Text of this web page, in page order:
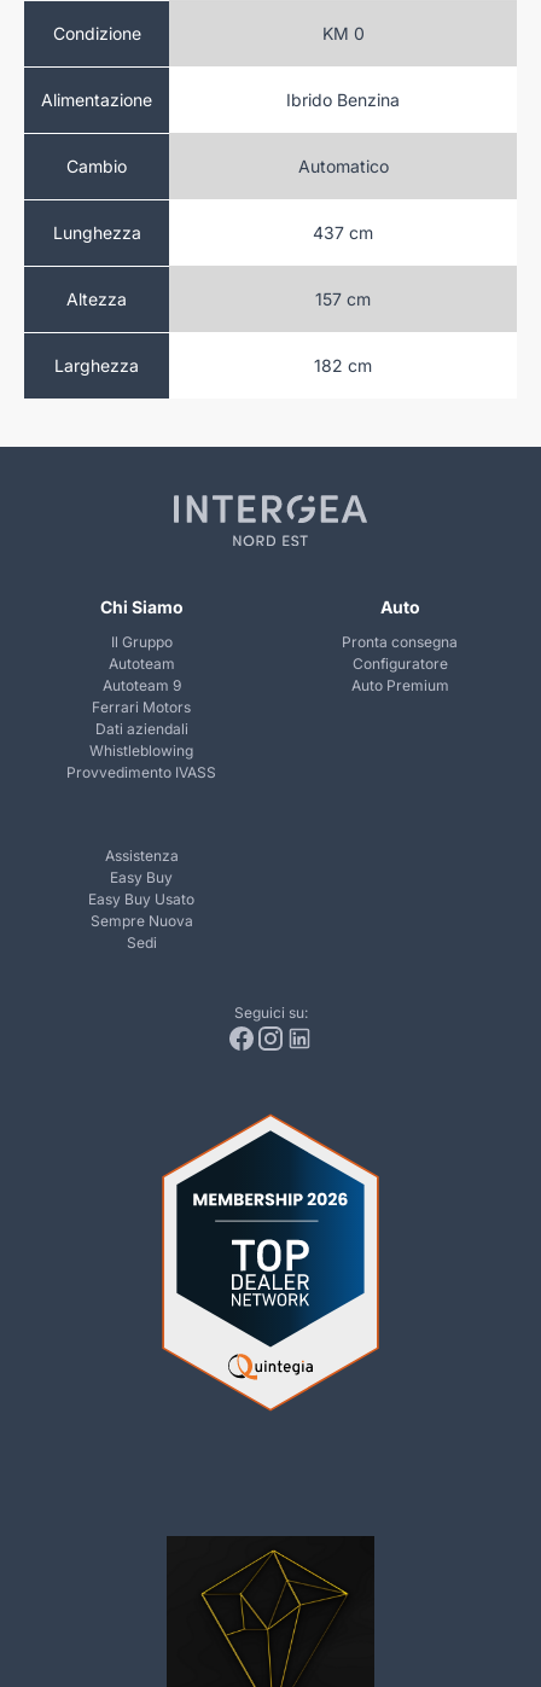
Condizione
Alimentazione
Cambio
Lunghezza
Altezza
Larghezza
KM 0
Ibrido Benzina
Automatico
437 cm
157 cm
182 cm
Chi Siamo
Il Gruppo
Autoteam
Autoteam 9
Ferrari Motors
Dati aziendali
Whistleblowing
Provvedimento IVASS
Auto
Pronta consegna
Configuratore
Auto Premium
Assistenza
Easy Buy
Easy Buy Usato
Sempre Nuova
Sedi
Seguici su: